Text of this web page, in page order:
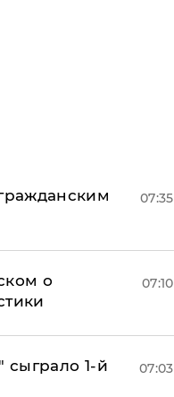
07:35
о
07:10
1-й
07:03